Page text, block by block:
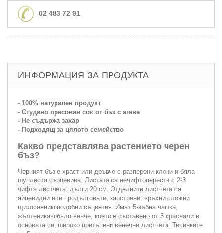
02 483 72 91
ИНФОРМАЦИЯ ЗА ПРОДУКТА
- 100% натурален продукт
- Студено пресован сок от бъз с агаве
- Не съдържа захар
- Подходящ за цялото семейство
Какво представлява растението черен
бъз?
Черният бъз е храст или дръвче с разперени клони и бяла
шуплеста сърцевина. Листата са нечифтоперести с 2-3
чифта листчета, дълги 20 см. Отделните листчета са
яйцевидни или продълговати, заострени, връхни сложни
щитосенникоподобни съцветия. Имат 5-зъбна чашка,
жълтеникавобяло венче, което е съставено от 5 сраснали в
основата си, широко притъпени венечни листчета. Тичинките